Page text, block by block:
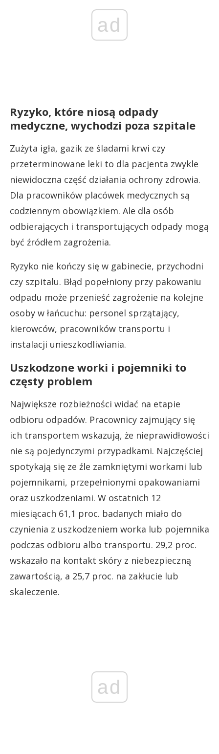
ad
Ryzyko, które niosą odpady
medyczne, wychodzi poza szpitale
Zużyta igła, gazik ze śladami krwi czy
przeterminowane leki to dla pacjenta zwykle
niewidoczna część działania ochrony zdrowia.
Dla pracowników placówek medycznych są
codziennym obowiązkiem. Ale dla osób
odbierających i transportujących odpady mogą
być źródłem zagrożenia.
Ryzyko nie kończy się w gabinecie, przychodni
czy szpitalu. Błąd popełniony przy pakowaniu
odpadu może przenieść zagrożenie na kolejne
osoby w łańcuchu: personel sprzątający,
kierowców, pracowników transportu i
instalacji unieszkodliwiania.
Uszkodzone worki i pojemniki to
częsty problem
Największe rozbieżności widać na etapie
odbioru odpadów. Pracownicy zajmujący się
ich transportem wskazują, że nieprawidłowości
nie są pojedynczymi przypadkami. Najczęściej
spotykają się ze źle zamkniętymi workami lub
pojemnikami, przepełnionymi opakowaniami
oraz uszkodzeniami. W ostatnich 12
miesiącach 61,1 proc. badanych miało do
czynienia z uszkodzeniem worka lub pojemnika
podczas odbioru albo transportu. 29,2 proc.
wskazało na kontakt skóry z niebezpieczną
zawartością, a 25,7 proc. na zakłucie lub
skaleczenie.
ad